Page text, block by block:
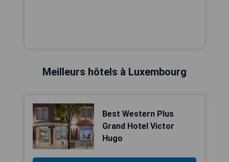
Meilleurs hôtels à Luxembourg
Best Western Plus
Grand Hotel Victor
Hugo